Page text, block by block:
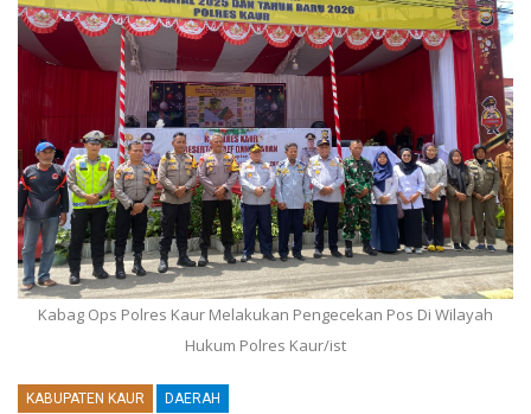
Kabag Ops Polres Kaur Melakukan Pengecekan Pos Di Wilayah
Hukum Polres Kaur/ist
KABUPATEN KAUR DAERAH